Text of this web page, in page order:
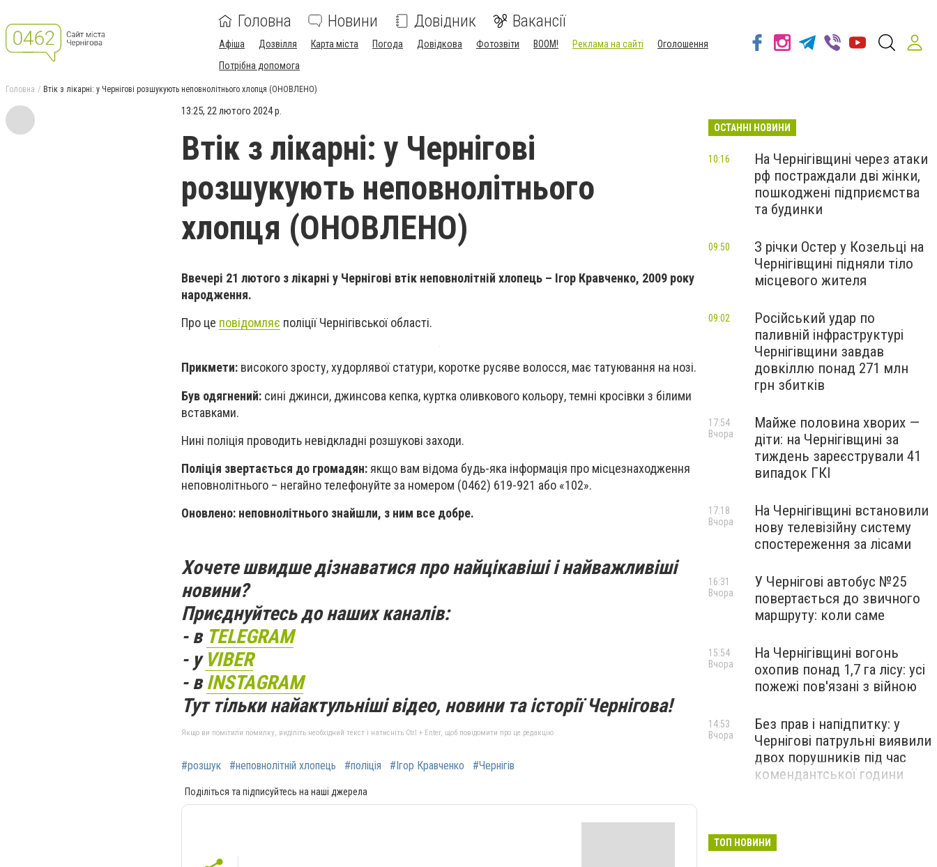
Головна Новини Довідник Вакансії
Афіша Дозвілля Карта міста Погода Довідкова Фотозвіти BOOM! Реклама на сайті
Оголошення
Потрібна допомога
Головна Втік з лікарні: у Чернігові розшукують неповнолітнього хлопця (ОНОВЛЕНО)
13:25, 22 лютого 2024 р.
Втік з лікарні: у Чернігові
розшукують неповнолітнього
хлопця (ОНОВЛЕНО)
Ввечері 21 лютого з лікарні у Чернігові втік неповнолітній хлопець – Ігор Кравченко, 2009 року
народження.
Про це повідомляє поліції Чернігівської області.
Прикмети: високого зросту, худорлявої статури, коротке русяве волосся, має татуювання на нозі.
Був одягнений: сині джинси, джинсова кепка, куртка оливкового кольору, темні кросівки з білими
вставками.
Нині поліція проводить невідкладні розшукові заходи.
Поліція звертається до громадян: якщо вам відома будь-яка інформація про місцезнаходження
неповнолітнього – негайно телефонуйте за номером (0462) 619-921 або «102».
Оновлено: неповнолітнього знайшли, з ним все добре.
Хочете швидше дізнаватися про найцікавіші і найважливіші
новини?
Приєднуйтесь до наших каналів:
- в TELEGRAM
- у VIBER
- вINSTAGRAM
Тут тільки найактульніші відео, новини та історії Чернігова!
Якщо ви помітили помилку, виділіть необхідний текст і натисніть Ctrl + Enter, щоб повідомити про це редакцію
#розшук #неповнолітній хлопець #поліція #Ігор Кравченко #Чернігів
Поділіться та підписуйтесь на наші джерела
ОСТАННІ НОВИНИ
На Чернігівщині через атаки
рф постраждали дві жінки,
пошкоджені підприємства
та будинки
10:16
З річки Остер у Козельці на
Чернігівщині підняли тіло
місцевого жителя
09:50
Російський удар по
паливній інфраструктурі
Чернігівщини завдав
довкіллю понад 271 млн
грн збитків
09:02
Майже половина хворих —
діти: на Чернігівщині за
тиждень зареєстрували 41
випадок ГКІ
17:54
Вчора
На Чернігівщині встановили
нову телевізійну систему
спостереження за лісами
17:18
Вчора
У Чернігові автобус №25
повертається до звичного
маршруту: коли саме
16:31
Вчора
На Чернігівщині вогонь
охопив понад 1,7 га лісу: усі
пожежі пов'язані з війною
15:54
Вчора
Без прав і напідпитку: у
Чернігові патрульні виявили
двох порушників під час
комендантської години
14:53
Вчора
ТОП НОВИНИ